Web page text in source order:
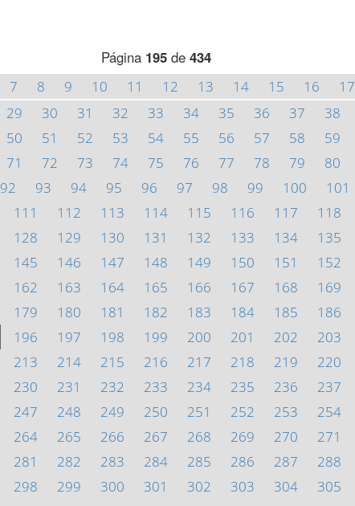
Página 195de 434
7 8 9 10 11 12 13 14 15 16 17
29 30 31 32 33 34 35 36 37 38
50 51 52 53 54 55 56 57 58 59
71 72 73 74 75 76 77 78 79 80
92 93 94 95 96 97 98 99 100 101
111 112 113 114 115 116 117 118
128 129 130 131 132 133 134 135
145 146 147 148 149 150 151 152
162 163 164 165 166 167 168 169
179 180 181 182 183 184 185 186
196 197 198 199 200 201 202 203
213 214 215 216 217 218 219 220
230 231 232 233 234 235 236 237
247 248 249 250 251 252 253 254
264 265 266 267 268 269 270 271
281 282 283 284 285 286 287 288
298 299 300 301 302 303 304 305